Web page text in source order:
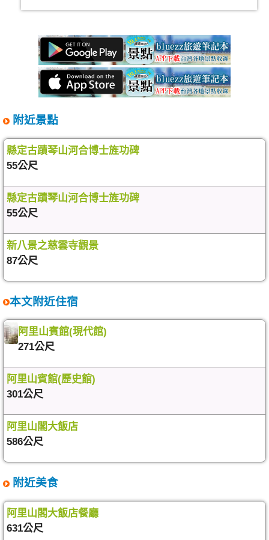
附近景點
縣定古蹟琴山河合博士旌功碑
55公尺
縣定古蹟琴山河合博士旌功碑
55公尺
新八景之慈雲寺觀景
87公尺
本文附近住宿
阿里山賓館(現代館)
271公尺
阿里山賓館(歷史館)
301公尺
阿里山閣大飯店
586公尺
附近美食
阿里山閣大飯店餐廳
631公尺